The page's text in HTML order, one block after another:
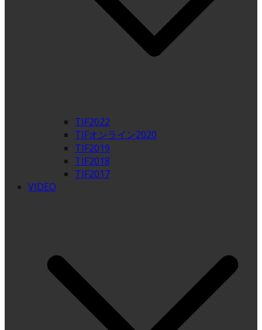
TIF2022
TIFオンライン2020
TIF2019
TIF2018
TIF2017
VIDEO